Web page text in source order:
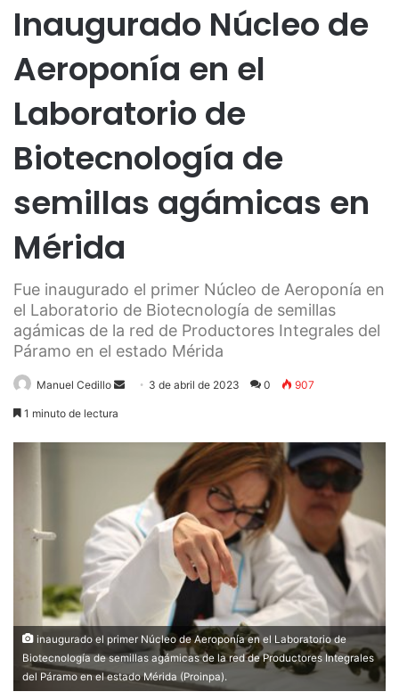
Inaugurado Núcleo de
Aeroponía en el
Laboratorio de
Biotecnología de
semillas agámicas en
Mérida
Fue inaugurado el primer Núcleo de Aeroponía en
el Laboratorio de Biotecnología de semillas
agámicas de la red de Productores Integrales del
Páramo en el estado Mérida
Manuel Cedillo
Send 3 de abril de 2023 0 907
1 minuto de lectura
inaugurado el primer Núcleo de Aeroponía en el Laboratorio de
Biotecnología de semillas agámicas de la red de Productores Integrales
del Páramo en el estado Mérida (Proinpa).